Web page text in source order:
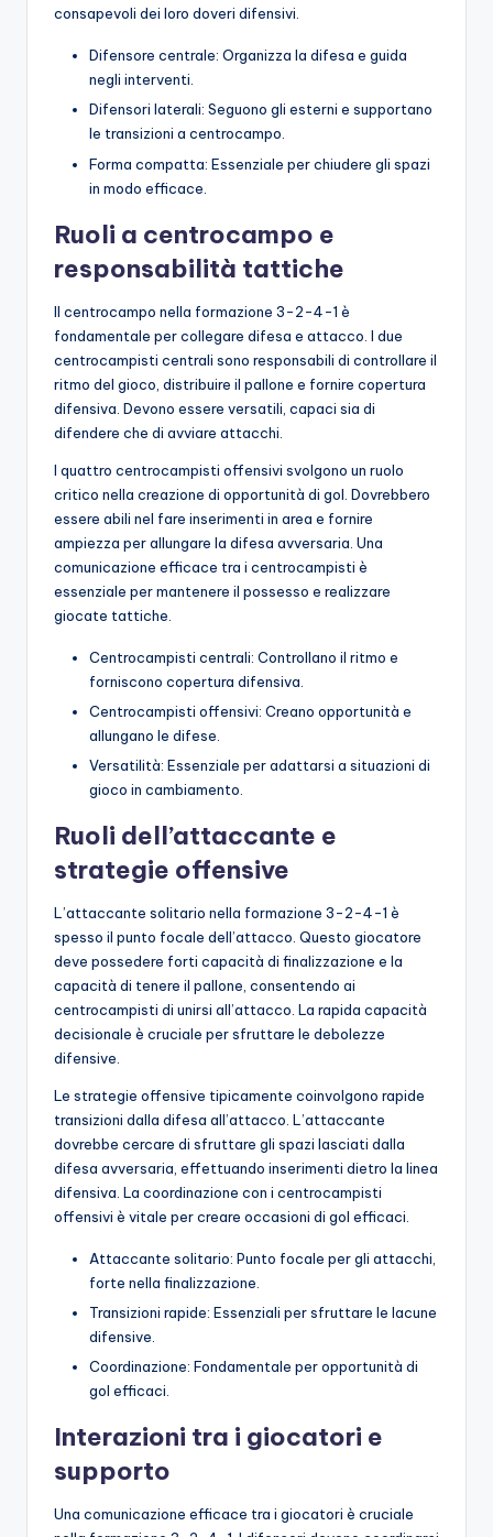
consapevoli dei loro doveri difensivi.
Difensore centrale: Organizza la difesa e guida
negli interventi.
Difensori laterali: Seguono gli esterni e supportano
le transizioni a centrocampo.
Forma compatta: Essenziale per chiudere gli spazi
in modo efficace.
Ruoli a centrocampo e
responsabilità tattiche
Il centrocampo nella formazione 3-2-4-1 è
fondamentale per collegare difesa e attacco. I due
centrocampisti centrali sono responsabili di controllare il
ritmo del gioco, distribuire il pallone e fornire copertura
difensiva. Devono essere versatili, capaci sia di
difendere che di avviare attacchi.
I quattro centrocampisti offensivi svolgono un ruolo
critico nella creazione di opportunità di gol. Dovrebbero
essere abili nel fare inserimenti in area e fornire
ampiezza per allungare la difesa avversaria. Una
comunicazione efficace tra i centrocampisti è
essenziale per mantenere il possesso e realizzare
giocate tattiche.
Centrocampisti centrali: Controllano il ritmo e
forniscono copertura difensiva.
Centrocampisti offensivi: Creano opportunità e
allungano le difese.
Versatilità: Essenziale per adattarsi a situazioni di
gioco in cambiamento.
Ruoli dell’attaccante e
strategie offensive
L’attaccante solitario nella formazione 3-2-4-1 è
spesso il punto focale dell’attacco. Questo giocatore
deve possedere forti capacità di finalizzazione e la
capacità di tenere il pallone, consentendo ai
centrocampisti di unirsi all’attacco. La rapida capacità
decisionale è cruciale per sfruttare le debolezze
difensive.
Le strategie offensive tipicamente coinvolgono rapide
transizioni dalla difesa all’attacco. L’attaccante
dovrebbe cercare di sfruttare gli spazi lasciati dalla
difesa avversaria, effettuando inserimenti dietro la linea
difensiva. La coordinazione con i centrocampisti
offensivi è vitale per creare occasioni di gol efficaci.
Attaccante solitario: Punto focale per gli attacchi,
forte nella finalizzazione.
Transizioni rapide: Essenziali per sfruttare le lacune
difensive.
Coordinazione: Fondamentale per opportunità di
gol efficaci.
Interazioni tra i giocatori e
supporto
Una comunicazione efficace tra i giocatori è cruciale